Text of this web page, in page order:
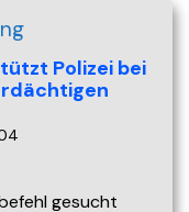
Polizei bei
gesucht